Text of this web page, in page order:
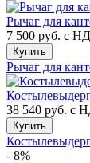
Рычаг для
7 500 руб. с
Купить
Рычаг для
38 540 руб. с
Купить
- 8%